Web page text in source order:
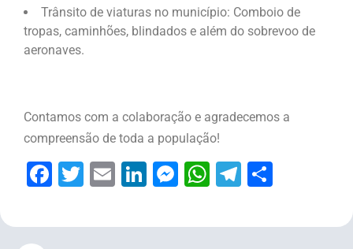
Trânsito de viaturas no município: Comboio de
tropas, caminhões, blindados e além do sobrevoo de
aeronaves.
Contamos com a colaboração e agradecemos a
compreensão de toda a população!
Facebook
Twitter
EmailLinkedIn
Messenger
WhatsApp
Telegram